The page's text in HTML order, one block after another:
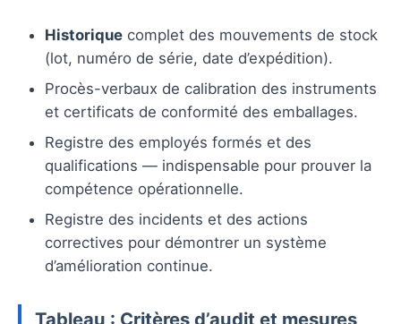
Historique complet des mouvements de stock
(lot, numéro de série, date d’expédition).
Procès-verbaux de calibration des instruments
et certificats de conformité des emballages.
Registre des employés formés et des
qualifications — indispensable pour prouver la
compétence opérationnelle.
Registre des incidents et des actions
correctives pour démontrer un système
d’amélioration continue.
Tableau : Critères d’audit et mesures